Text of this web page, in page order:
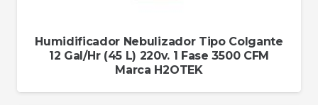
Humidificador Nebulizador Tipo Colgante
12 Gal/Hr (45 L) 220v. 1 Fase 3500 CFM
Marca H2OTEK